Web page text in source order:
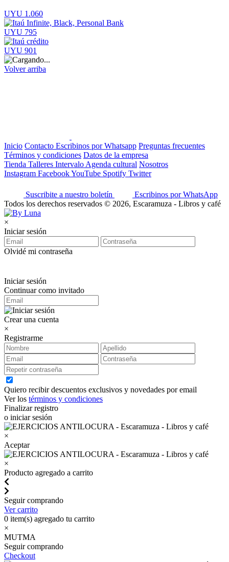
UYU 1.060
UYU 795
UYU 901
Volver arriba
Inicio Contacto Escribinos por Whatsapp Preguntas frecuentes
Términos y condiciones Datos de la empresa
Tienda Talleres Intervalo Agenda cultural Nosotros
Instagram FacebookYouTube Spotify Twitter
Suscribite a nuestro boletín
Escribinos por WhatsApp
Todos los derechos reservados © 2026, Escaramuza - Libros y café
×
Iniciar sesión
Olvidé mi contraseña
Iniciar sesión
Continuar como invitado
Crear una cuenta
×
Registrarme
Quiero recibir descuentos exclusivos y novedades por email
Ver los términos y condiciones
Finalizar registro
o iniciar sesión
×
Aceptar
×
Producto agregado a carrito
Seguir comprando
Ver carrito
0 item(s) agregado tu carrito
×
MUTMA
Seguir comprando
Checkout